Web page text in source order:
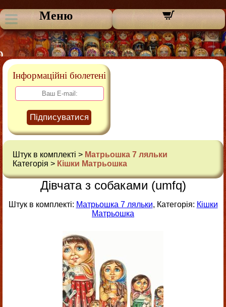
Меню
Інформаційні бюлетені
Підписуватися
Штук в комплекті > Матрьошка 7 ляльки
Категорія > Кішки Матрьошка
Дівчата з собаками (umfq)
Штук в комплекті: Матрьошка 7 ляльки, Категорія: Кішки
Матрьошка